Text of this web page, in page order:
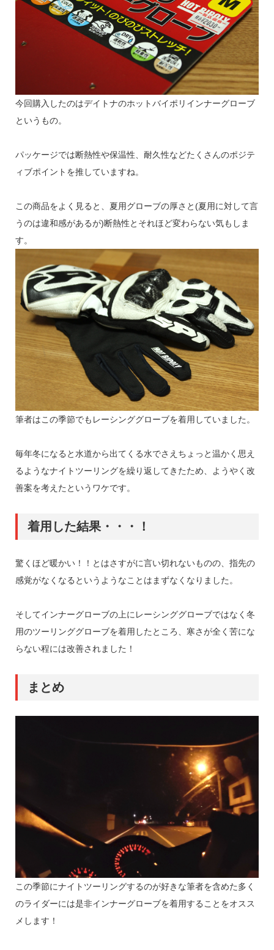
今回購入したのはデイトナのホットバイポリインナーグローブ
というもの。
パッケージでは断熱性や保温性、耐久性などたくさんのポジテ
ィブポイントを推していますね。
この商品をよく見ると、夏用グローブの厚さと(夏用に対して言
うのは違和感があるが)断熱性とそれほど変わらない気もしま
す。
筆者はこの季節でもレーシンググローブを着用していました。
毎年冬になると水道から出てくる水でさえちょっと温かく思え
るようなナイトツーリングを繰り返してきたため、ようやく改
善案を考えたというワケです。
着用した結果・・・！
驚くほど暖かい！！とはさすがに言い切れないものの、指先の
感覚がなくなるというようなことはまずなくなりました。
そしてインナーグローブの上にレーシンググローブではなく冬
用のツーリンググローブを着用したところ、寒さが全く苦にな
らない程には改善されました！
まとめ
この季節にナイトツーリングするのが好きな筆者を含めた多く
のライダーには是非インナーグローブを着用することをオスス
メします！